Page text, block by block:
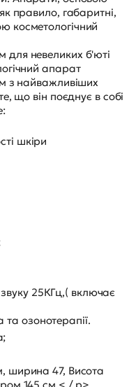
правило, габаритні,
косметологічний
для невеликих б'юті
апарат
з найважливіших
що він поєднує в собі
шкіри
25КГц,( включає
озонотерапії.
ширина 47, Висота
145 см.< / p>